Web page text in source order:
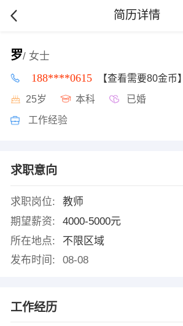
简历详情
罗/ 女士
188****0615 【查看需要80金币】
25岁 本科 已婚
工作经验
求职意向
求职岗位:
教师
期望薪资:
4000-5000元
所在地点:
不限区域
发布时间:
08-08
工作经历